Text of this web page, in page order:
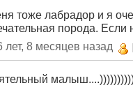
тоже лабрадор и я
порода.
лет, 8 месяцев назад